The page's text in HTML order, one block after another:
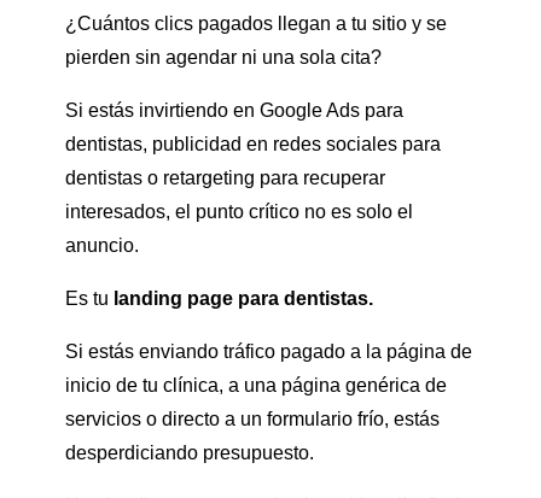
¿Cuántos clics pagados llegan a tu sitio y se
pierden sin agendar ni una sola cita?
Si estás invirtiendo en Google Ads para
dentistas, publicidad en redes sociales para
dentistas o retargeting para recuperar
interesados, el punto crítico no es solo el
anuncio.
Es tu landing page para dentistas.
Si estás enviando tráfico pagado a la página de
inicio de tu clínica, a una página genérica de
servicios o directo a un formulario frío, estás
desperdiciando presupuesto.